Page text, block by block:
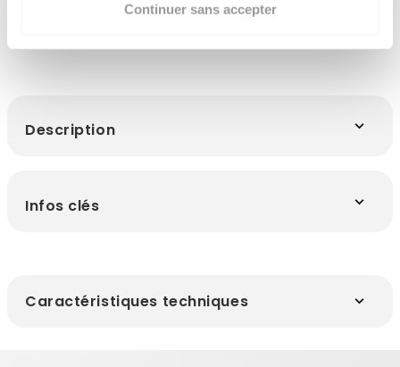
Continuer sans accepter
Les points clés
Description
Infos clés
Caractéristiques techniques